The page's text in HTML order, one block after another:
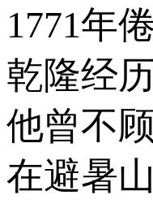
1771年
乾隆经
他曾不
在避暑